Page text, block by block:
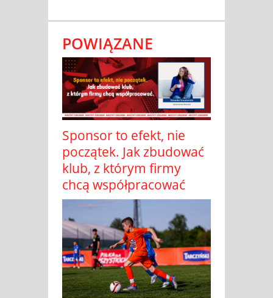
POWIĄZANE
Sponsor to efekt, nie
początek. Jak zbudować
klub, z którym firmy
chcą współpracować